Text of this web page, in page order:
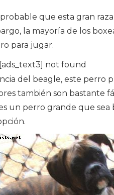
que esta gran
la mayoría de los
para jugar.
not found
del beagle, este perro
también son bastante
un perro grande que sea